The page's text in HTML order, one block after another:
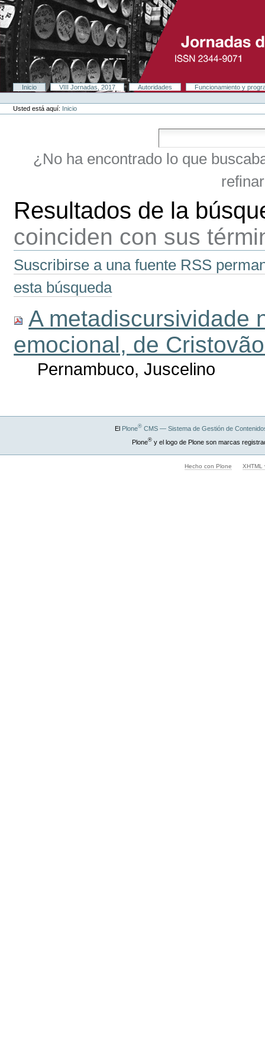
Cambiar
a
contenido.
|
Saltar
navegación
Secciones
Inicio VIII Jornadas, 2017 Autoridades
Funcionamiento y
Herramientas
Personales
Usted está aquí: Inicio
¿No ha encontrado lo que
Resultados de la
coinciden con sus
Suscribirse a una fuente RSS
esta búsqueda
A metadiscursividade
emocional, de
Pernambuco, Juscelino
El Plone®CMS — Sistema de Gestión de
Plone®y el logo de Plone son marcas
Hecho con Plone XHTML